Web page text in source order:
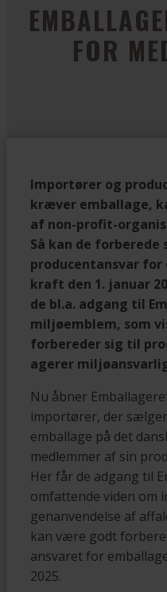
FOR
Importører og
kræver emballage,
af non-profit-
Så kan de
producentansvar
kraft den 1. januar
de bl.a. adgang til
miljøemblem, som
forbereder sig til
agerer
Nu åbner
importører, der
emballage på det
medlemmer af sin
Her får de adgang til
omfattende viden om
genanvendelse af
kan være godt
ansvaret for
2025.